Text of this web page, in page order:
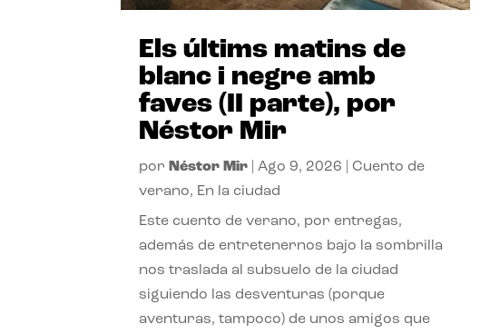
Els últims matins de
blanc i negre amb
faves (II parte), por
Néstor Mir
por Néstor Mir |Ago 9, 2026 |Cuento de
verano, En la ciudad
Este cuento de verano, por entregas,
además de entretenernos bajo la sombrilla
nos traslada al subsuelo de la ciudad
siguiendo las desventuras (porque
aventuras, tampoco) de unos amigos que